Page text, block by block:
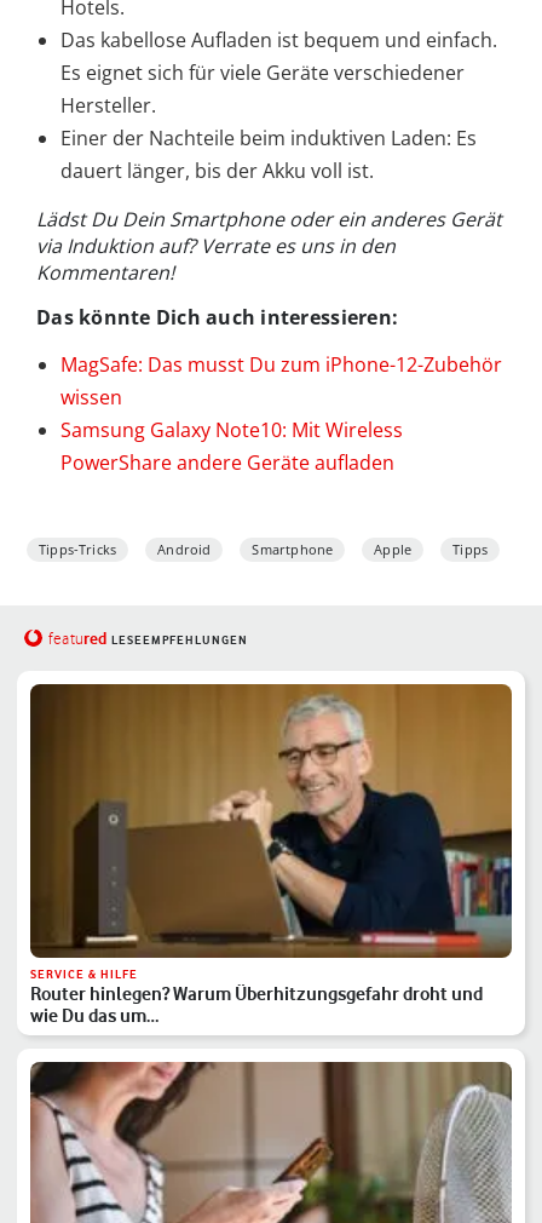
Hotels.
Das kabellose Aufladen ist bequem und einfach.
Es eignet sich für viele Geräte verschiedener
Hersteller.
Einer der Nachteile beim induktiven Laden: Es
dauert länger, bis der Akku voll ist.
Lädst Du Dein Smartphone oder ein anderes Gerät
via Induktion auf? Verrate es uns in den
Kommentaren!
Das könnte Dich auch interessieren:
MagSafe: Das musst Du zum iPhone-12-Zubehör
wissen
Samsung Galaxy Note10: Mit Wireless
PowerShare andere Geräte aufladen
Tipps-Tricks Android Smartphone Apple Tipps
featured LESEEMPFEHLUNGEN
SERVICE & HILFE
Router hinlegen? Warum Überhitzungsgefahr droht und
wie Du das um…